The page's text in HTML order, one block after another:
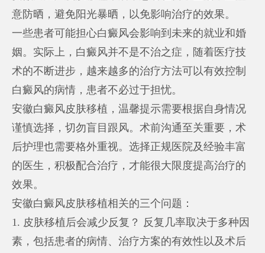
意防晒，避免阳光暴晒，以免影响治疗的效果。
一些患者可能担心白癜风会影响到未来的就业和婚
姻。实际上，白癜风并不是不治之症，随着医疗技
术的不断进步，越来越多的治疗方法可以有效控制
白癜风的病情，患者不必过于担忧。
安徽白癜风皮肤移植，温馨提示需要根据自身情况
谨慎选择，切勿盲目跟风。术前沟通至关重要，术
后护理也需要格外重视。选择正规医院及经验丰富
的医生，积极配合治疗，才能很大限度提高治疗的
效果。
安徽白癜风皮肤移植相关的三个问题：
1. 皮肤移植后会减少反复？ 反复几率取决于多种因
素，包括患者的病情、治疗方案的有效性以及术后